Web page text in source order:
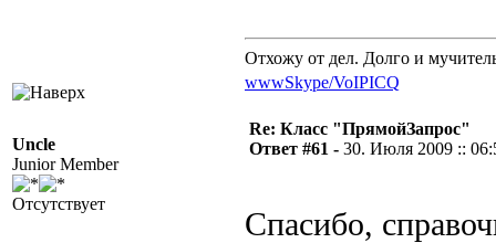
Отхожу от дел. Долго и
wwwSkype/VoIPICQ
Uncle
Junior Member
Отсутствует
Re: Класс "ПрямойЗапрос"
Ответ #61 - 30. Июля 2009 ::
Спасибо,